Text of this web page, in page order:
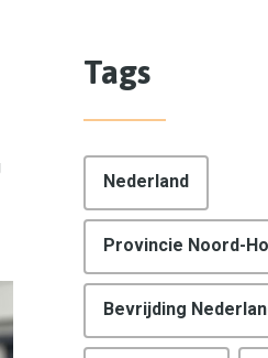
Tags
Nederland
Provincie Noord-
Bevrijding